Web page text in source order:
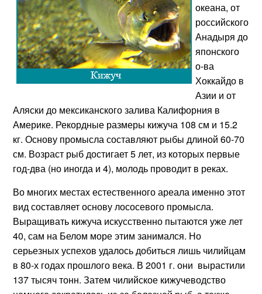
океана, от
российского
Анадыря до
японского
о-ва
Хоккайдо в
Азии и от
Аляски до мексиканского залива Калифорния в
Америке. Рекордные размеры кижуча 108 см и 15.2
кг. Основу промысла составляют рыбы длиной 60-70
см. Возраст рыб достигает 5 лет, из которых первые
год-два (но иногда и 4), молодь проводит в реках.
Во многих местах естественного ареала именно этот
вид составляет основу лососевого промысла.
Выращивать кижуча искусственно пытаются уже лет
40, сам на Белом море этим занимался. Но
серьезных успехов удалось добиться лишь чилийцам
в 80-х годах прошлого века. В 2001 г. они вырастили
137 тысяч тонн. Затем чилийское кижучеводство